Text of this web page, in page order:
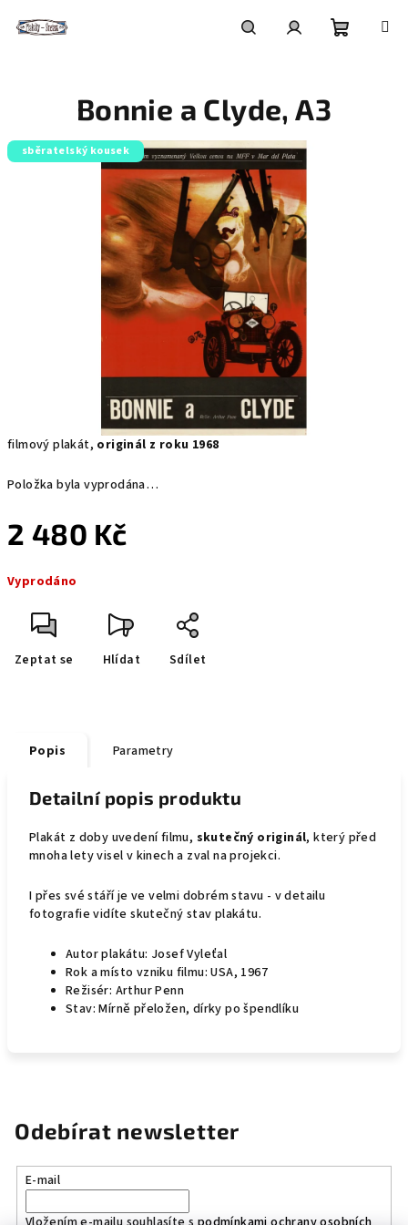
filmový plakát, originál z roku 1968
Položka byla vyprodána…
2 480 Kč
cena:
Vyprodáno
Zeptat se Hlídat Sdílet
Bonnie a Clyde, A3
sběratelský kousek
Popis Parametry
Detailní popis produktu
Plakát z doby uvedení filmu, skutečný originál, který před
mnoha lety visel v kinech a zval na projekci.
I přes své stáří je ve velmi dobrém stavu - v detailu
fotografie vidíte skutečný stav plakátu.
Autor plakátu: Josef Vyleťal
Rok a místo vzniku filmu: USA, 1967
Režisér: Arthur Penn
Stav: Mírně přeložen, dírky po špendlíku
Odebírat newsletter
E-mail